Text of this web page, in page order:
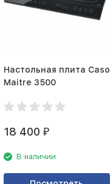
Настольная плита Caso
Maitre 3500
18 400 ₽
В наличии